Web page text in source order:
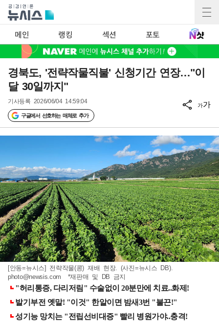
메인 랭킹 섹션 포토
경북도, '전략작물직불' 신청기간 연장…"이
달 30일까지"
기사등록 2026/06/04 14:59:04
구글에서 선호하는 매체로 추가
가가
[안동=뉴시스] 전략작물(콩) 재배 현장. (사진=뉴시스 DB).
photo@newsis.com *재판매 및 DB 금지